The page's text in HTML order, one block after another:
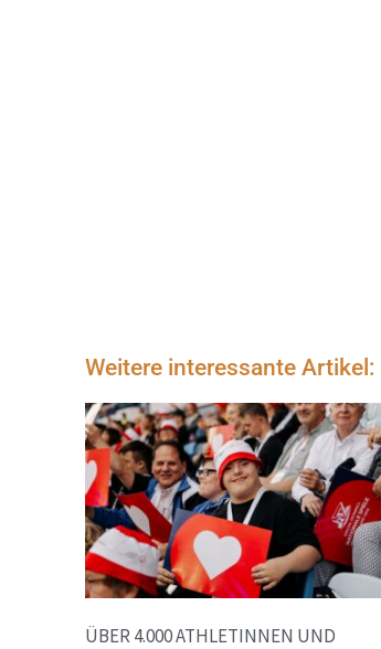
Weitere interessante Artikel:
ÜBER 4.000 ATHLETINNEN UND